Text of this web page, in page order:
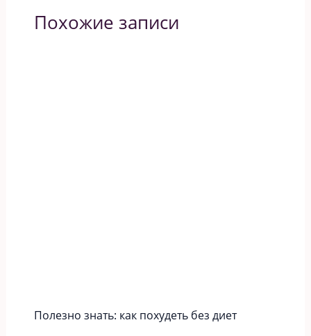
Похожие записи
Полезно знать: как похудеть без диет